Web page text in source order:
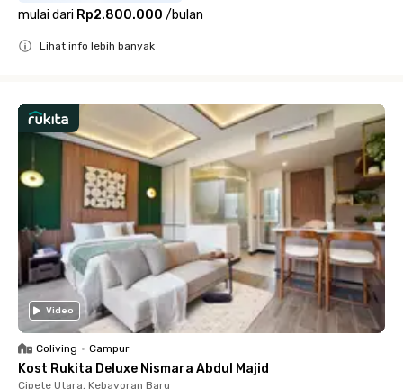
mulai dari Rp2.800.000 /bulan
Lihat info lebih banyak
Video
Coliving • Campur
Kost Rukita Deluxe Nismara Abdul Majid
Cipete Utara, Kebayoran Baru